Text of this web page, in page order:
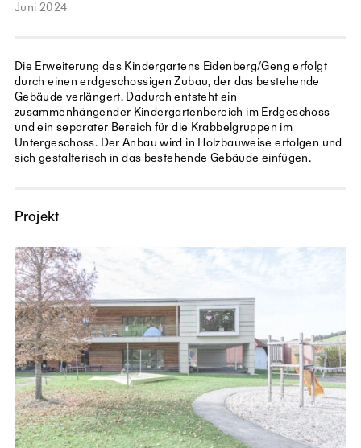
Juni 2024
Die Erweiterung des Kindergartens Eidenberg/Geng erfolgt
durch einen erdgeschossigen Zubau, der das bestehende
Gebäude verlängert. Dadurch entsteht ein
zusammenhängender Kindergartenbereich im Erdgeschoss
und ein separater Bereich für die Krabbelgruppen im
Untergeschoss. Der Anbau wird in Holzbauweise erfolgen und
sich gestalterisch in das bestehende Gebäude einfügen.
Projekt